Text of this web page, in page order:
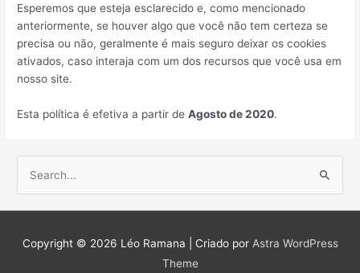
Esperemos que esteja esclarecido e, como mencionado
anteriormente, se houver algo que você não tem certeza se
precisa ou não, geralmente é mais seguro deixar os cookies
ativados, caso interaja com um dos recursos que você usa em
nosso site.
Esta política é efetiva a partir deAgosto de2020.
Copyright © 2026 Léo Ramana | Criado por Astra WordPress
Theme